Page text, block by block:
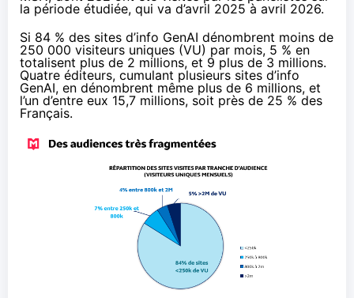
la période étudiée, qui va d’avril 2025 à avril 2026.
Si 84 % des sites d’info GenAI dénombrent moins de
250 000 visiteurs uniques (VU) par mois, 5 % en
totalisent plus de 2 millions, et 9 plus de 3 millions.
Quatre éditeurs, cumulant plusieurs sites d’info
GenAI, en dénombrent même plus de 6 millions, et
l’un d’entre eux 15,7 millions, soit près de 25 % des
Français.